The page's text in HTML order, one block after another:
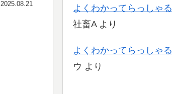
2025.08.21 よくわかってらっしゃる
社畜Aより
よくわかってらっしゃる
ウ より